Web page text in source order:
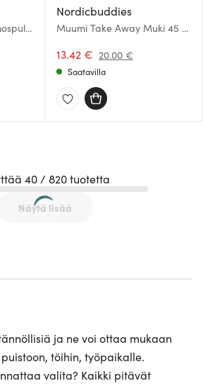
Nordicbuddies
Muumi Take Away Muki 45 cl
13.42 € 20.00 €
Saatavilla
40 / 820 tuotetta
Näytä lisää
ja ne voi ottaa mukaan
töihin, työpaikalle.
valita? Kaikki pitävät